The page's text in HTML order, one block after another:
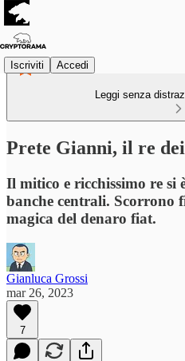
Iscriviti Accedi
Leggi senza
Prete Gianni, il re
Il mitico e ricchissimo re si
banche centrali. Scorrono
magica del denaro fiat.
Gianluca Grossi
mar 26, 2023
7